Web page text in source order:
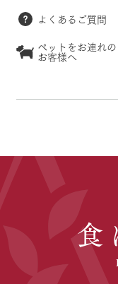
よくあるご質問
ペットをお連れの
お客様へ
食